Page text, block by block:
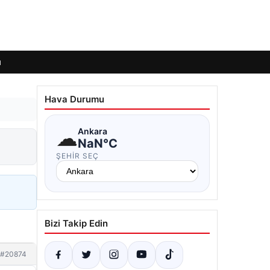
#20874
Hava Durumu
☁Ankara
NaN°C
ŞEHIR SEÇ
Bizi Takip Edin